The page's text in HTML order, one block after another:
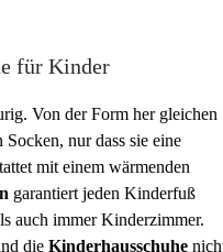
für Kinder
Von der Form her gleichen
Socken, nur dass sie eine
mit einem wärmenden
garantiert jeden Kinderfuß
auch immer Kinderzimmer.
die Kinderhausschuhe